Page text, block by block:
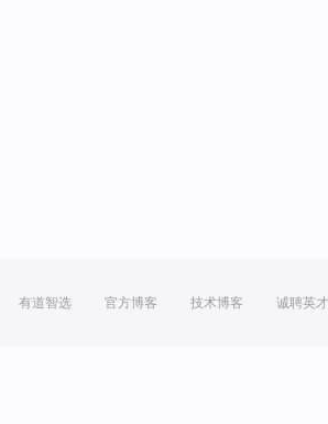
有道智选 官方博客 技术博客 诚聘英才